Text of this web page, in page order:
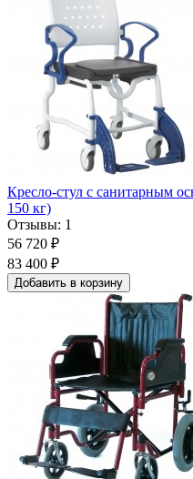
Кресло-стул с санитарным
150 кг)
Отзывы: 1
56 720 ₽
83 400 ₽
Добавить в корзину